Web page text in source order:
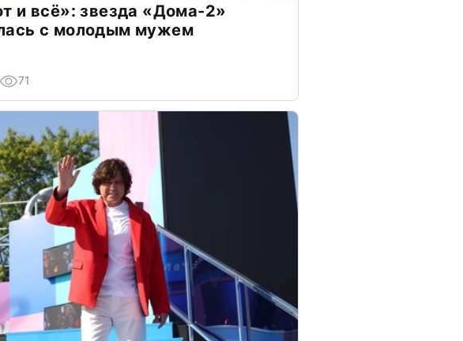
и всё»: звезда «Дома-2»
с молодым мужем
71